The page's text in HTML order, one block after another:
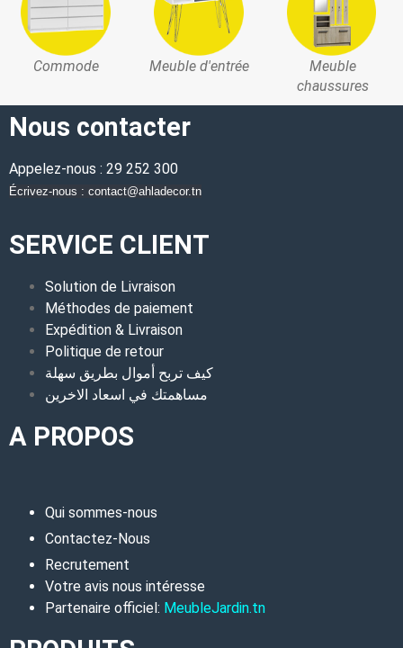
Commode Meuble d'entrée
Meuble
chaussures
Nous contacter
Appelez-nous : 29 252 300
Écrivez-nous : contact@ahladecor.tn
SERVICE CLIENT
Solution de Livraison
Méthodes de paiement
Expédition & Livraison
Politique de retour
كيف تربح أموال بطريق سهلة
مساهمتك في اسعاد الاخرين
A PROPOS
Qui sommes-nous
Contactez-Nous
Recrutement
Votre avis nous intéresse
Partenaire officiel: MeubleJardin.tn